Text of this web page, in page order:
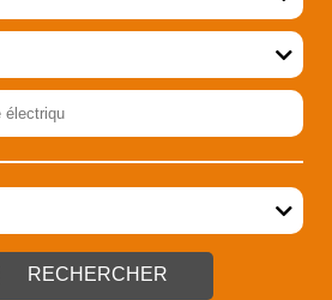
RECHERCHER